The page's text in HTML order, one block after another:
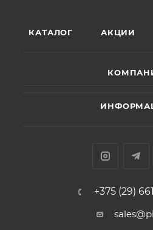
КАТАЛОГ АКЦИИ
+375 (29)